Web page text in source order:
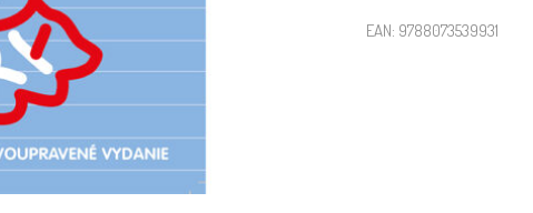
EAN: 9788073539931